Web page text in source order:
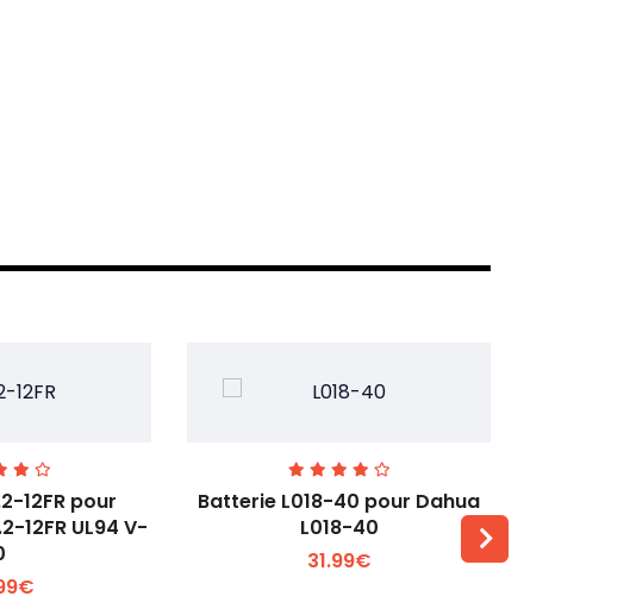
+
12FR pour
12FR UL94 V-
Voir plus +
Batterie L018-40 pour Dahua
L018-40
31.99€